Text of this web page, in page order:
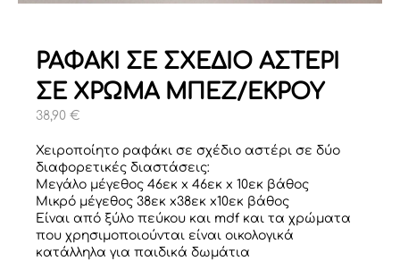
ΡΑΦΑΚΙ ΣΕ ΣΧΕΔΙΟ ΑΣΤΕΡΙ
ΣΕ ΧΡΩΜΑ ΜΠΕΖ/ΕΚΡΟΥ
38,90 €
Χειροποίητο ραφάκι σε σχέδιο αστέρι σε δύο
διαφορετικές διαστάσεις:
Mεγάλο μέγεθος 46εκ x 46εκ x 10εκ βάθος
Μικρό μέγεθος 38εκ x38εκ x10εκ βάθος
Είναι από ξύλο πεύκου και mdf και τα χρώματα
που χρησιμοποιούνται είναι οικολογικά
κατάλληλα για παιδικά δωμάτια